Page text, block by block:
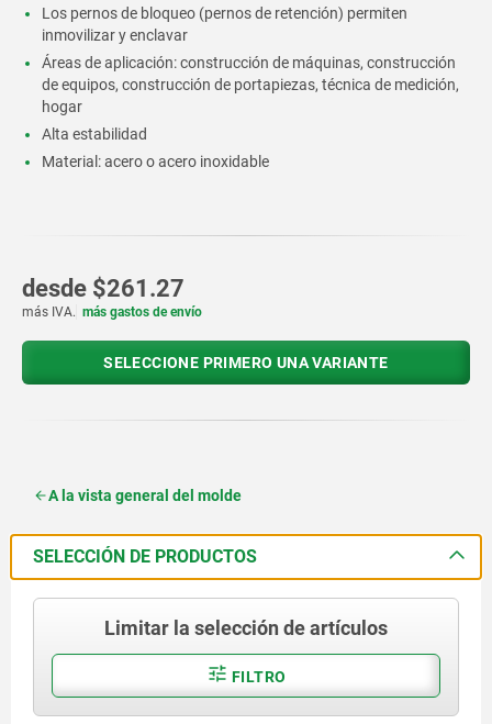
Los pernos de bloqueo (pernos de retención) permiten
inmovilizar y enclavar
Áreas de aplicación: construcción de máquinas, construcción
de equipos, construcción de portapiezas, técnica de medición,
hogar
Alta estabilidad
Material: acero o acero inoxidable
desde $261.27
más IVA. más gastos de envío
SELECCIONE PRIMERO UNA VARIANTE
A la vista general del molde
SELECCIÓN DE PRODUCTOS
Limitar la selección de artículos
FILTRO